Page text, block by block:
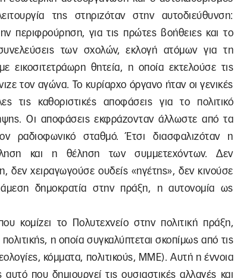
της στηριζόταν στην αυτοδιεύθυνση:
περιφρούρηση, για τις πρώτες βοήθειες και το
των σχολών, εκλογή ατόμων για τη
εικοσιτετράωρη θητεία, η οποία εκτελούσε τις
τον αγώνα. Το κυρίαρχο όργανο ήταν οι γενικές
τις καθοριστικές αποφάσεις για το πολιτικό
Οι αποφάσεις εκφράζονταν άλλωστε από τα
ραδιοφωνικό σταθμό. Έτσι διασφαλιζόταν η
και η θέληση των συμμετεχόντων. Δεν
δεν χειραγωγούσε ουδείς «ηγέτης», δεν κινούσε
δημοκρατία στην πράξη, η αυτονομία ως
κομίζει το Πολυτεχνείο στην πολιτική πράξη,
η οποία συγκαλύπτεται σκοπίμως από τις
κόμματα, πολιτικούς, ΜΜΕ). Αυτή η έννοια
που δημιουργεί τις ουσιαστικές αλλαγές και